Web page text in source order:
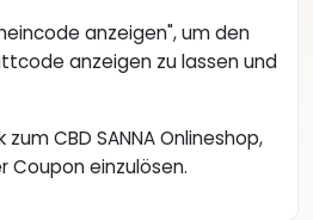
anzeigen", um den
anzeigen zu lassen und
zum CBD SANNA Onlineshop,
Coupon einzulösen.